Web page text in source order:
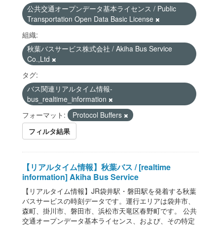
公共交通オープンデータ基本ライセンス / Public
Transportation Open Data Basic License
組織:
秋葉バスサービス株式会社 / Akiha Bus Service
Co.,Ltd
タグ:
バス関連リアルタイム情報-
bus_realtime_information
フォーマット:
Protocol Buffers
フィルタ結果
【リアルタイム情報】秋葉バス / [realtime
information] Akiha Bus Service
【リアルタイム情報】JR袋井駅・磐田駅を発着する秋葉
バスサービスの時刻データです。運行エリアは袋井市、
森町、掛川市、磐田市、浜松市天竜区春野町です。 公共
交通オープンデータ基本ライセンス、および、その特定